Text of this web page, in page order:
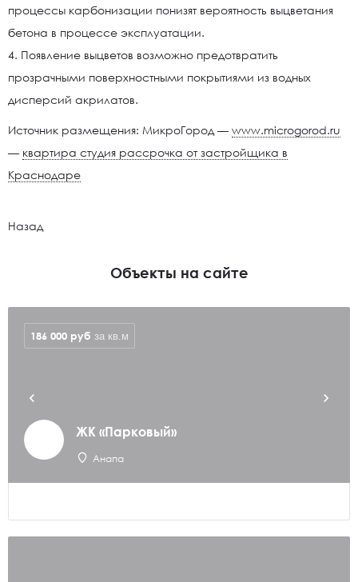
процессы карбонизации понизят вероятность выцветания
бетона в процессе эксплуатации.
4. Появление выцветов возможно предотвратить
прозрачными поверхностными покрытиями из водных
дисперсий акрилатов.
Источник размещения: МикроГород — www.microgorod.ru
— квартира студия рассрочка от застройщика в
Краснодаре
Назад
Объекты на сайте
ЖК «Парковый»
Анапа
186 000 руб за кв.м